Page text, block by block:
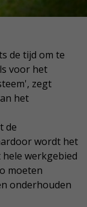
de tijd om te
voor het
zegt
het
de
wordt het
werkgebied
moeten
onderhouden